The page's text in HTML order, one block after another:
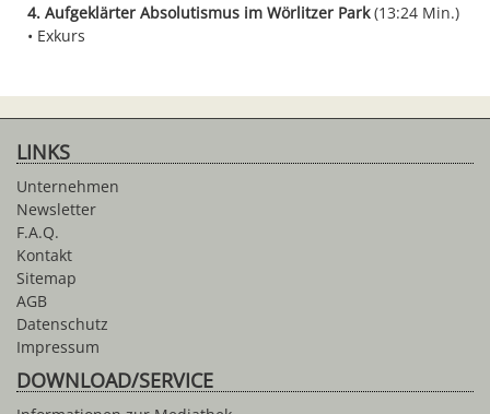
4. Aufgeklärter Absolutismus im Wörlitzer Park(13:24 Min.)
Exkurs
LINKS
Unternehmen
Newsletter
F.A.Q.
Kontakt
Sitemap
AGB
Datenschutz
Impressum
DOWNLOAD/SERVICE